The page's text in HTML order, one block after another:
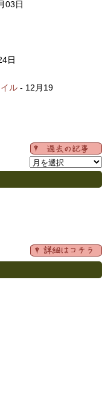
03日
日
ル - 12月19